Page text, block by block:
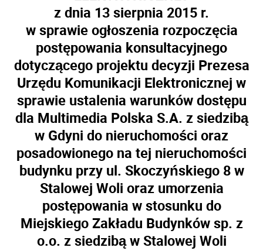
z dnia 13 sierpnia 2015 r.
w sprawie ogłoszenia rozpoczęcia
postępowania konsultacyjnego
dotyczącego projektu decyzji Prezesa
Urzędu Komunikacji Elektronicznej w
sprawie ustalenia warunków dostępu
dla Multimedia Polska S.A. z siedzibą
w Gdyni do nieruchomości oraz
posadowionego na tej nieruchomości
budynku przy ul. Skoczyńskiego 8 w
Stalowej Woli oraz umorzenia
postępowania w stosunku do
Miejskiego Zakładu Budynków sp. z
o.o. z siedzibą w Stalowej Woli